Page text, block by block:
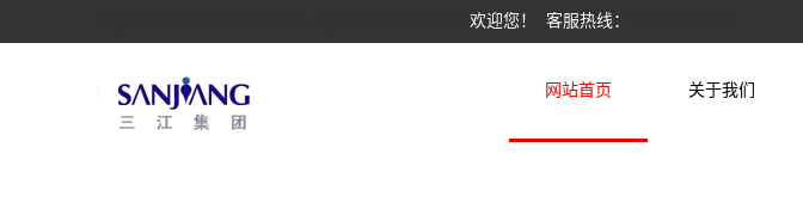
欢迎您！ 客服热线：
网站首页 关于我们